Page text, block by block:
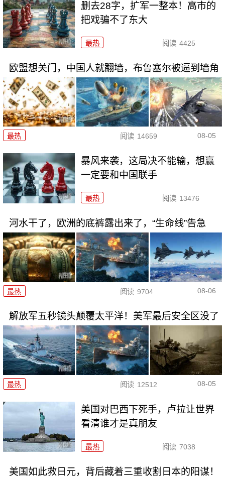
删去28字，扩军一整本！高市的
把戏骗不了东大
最热 阅读 4425
欧盟想关门，中国人就翻墙，布鲁塞尔被逼到墙角
最热 阅读 14659 08-05
暴风来袭，这局决不能输，想赢
一定要和中国联手
最热 阅读 13476
河水干了，欧洲的底裤露出来了，“生命线”告急
最热 阅读 9704 08-06
解放军五秒镜头颠覆太平洋！美军最后安全区没了
最热 阅读 12512 08-05
美国对巴西下死手，卢拉让世界
看清谁才是真朋友
最热 阅读 7038
美国如此救日元，背后藏着三重收割日本的阳谋！